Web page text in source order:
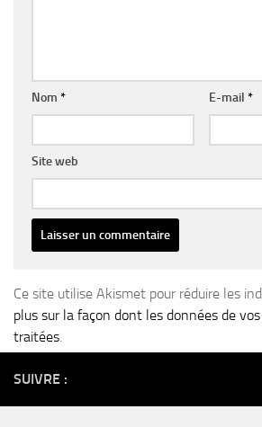
Nom * E-mail *
Site web
Ce site utilise Akismet pour réduire les
plus sur la façon dont les données de
traitées.
SUIVRE :